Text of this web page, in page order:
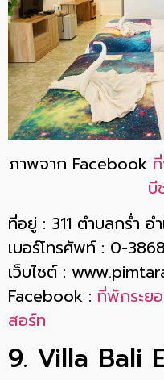
ภาพจาก Facebook
บี
ที่อยู่ : 311 ตำบลกร่ำ
เบอร์โทรศัพท์ : 0-
เว็บไซต์ :
Facebook : ที่พักระย
สอร์ท
9. Villa Bali